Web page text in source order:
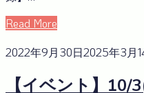
Read More
2022年9月30日2025年3月
【イベント】